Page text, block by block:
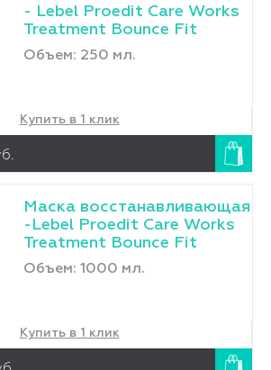
- Lebel Proedit Care Works
Treatment Bounce Fit
Объем: 250 мл.
Купить в 1 клик
Маска восстанавливающая
-Lebel Proedit Care Works
Treatment Bounce Fit
Объем: 1000 мл.
Купить в 1 клик